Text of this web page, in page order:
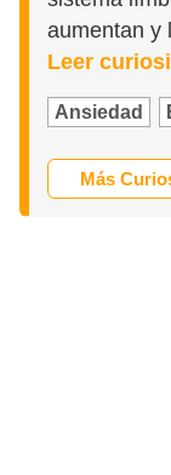
aumentan y
Leer
Ansiedad
Más